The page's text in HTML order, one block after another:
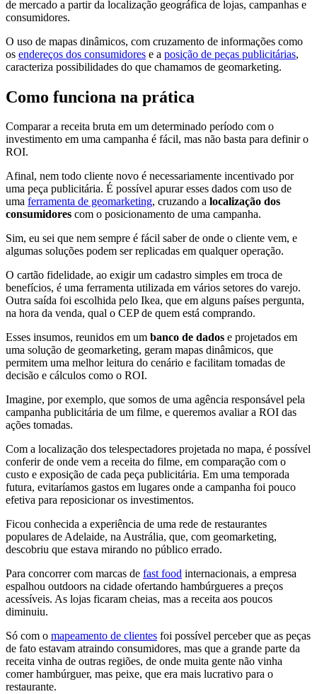
de mercado a partir da localização geográfica de lojas, campanhas e
consumidores.
O uso de mapas dinâmicos, com cruzamento de informações como
os endereços dos consumidores e a posição de peças publicitárias,
caracteriza possibilidades do que chamamos de geomarketing.
Como funciona na prática
Comparar a receita bruta em um determinado período com o
investimento em uma campanha é fácil, mas não basta para definir o
ROI.
Afinal, nem todo cliente novo é necessariamente incentivado por
uma peça publicitária. É possível apurar esses dados com uso de
uma ferramenta de geomarketing, cruzando a localização dos
consumidores com o posicionamento de uma campanha.
Sim, eu sei que nem sempre é fácil saber de onde o cliente vem, e
algumas soluções podem ser replicadas em qualquer operação.
O cartão fidelidade, ao exigir um cadastro simples em troca de
benefícios, é uma ferramenta utilizada em vários setores do varejo.
Outra saída foi escolhida pelo Ikea, que em alguns países pergunta,
na hora da venda, qual o CEP de quem está comprando.
Esses insumos, reunidos em um banco de dados e projetados em
uma solução de geomarketing, geram mapas dinâmicos, que
permitem uma melhor leitura do cenário e facilitam tomadas de
decisão e cálculos como o ROI.
Imagine, por exemplo, que somos de uma agência responsável pela
campanha publicitária de um filme, e queremos avaliar a ROI das
ações tomadas.
Com a localização dos telespectadores projetada no mapa, é possível
conferir de onde vem a receita do filme, em comparação com o
custo e exposição de cada peça publicitária. Em uma temporada
futura, evitaríamos gastos em lugares onde a campanha foi pouco
efetiva para reposicionar os investimentos.
Ficou conhecida a experiência de uma rede de restaurantes
populares de Adelaide, na Austrália, que, com geomarketing,
descobriu que estava mirando no público errado.
Para concorrer com marcas de fast food internacionais, a empresa
espalhou outdoors na cidade ofertando hambúrgueres a preços
acessíveis. As lojas ficaram cheias, mas a receita aos poucos
diminuiu.
Só com o mapeamento de clientes foi possível perceber que as peças
de fato estavam atraindo consumidores, mas que a grande parte da
receita vinha de outras regiões, de onde muita gente não vinha
comer hambúrguer, mas peixe, que era mais lucrativo para o
restaurante.